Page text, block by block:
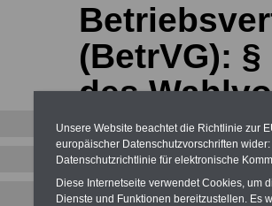
(BetrVG):
des
Betrieben
Betriebsrat
Unsere Website beachtet die Richtlinie zur
europäischer Datenschutzvorschriften
Datenschutzrichtlinie für elektronische
Diese Internetseite verwendet Cookies, um
Dienste und Funktionen bereitzustellen. Es